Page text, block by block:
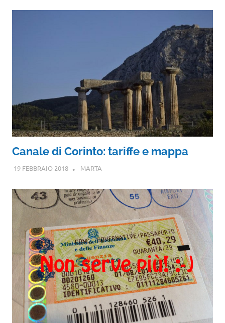
Canale di Corinto: tariffe e mappa
19 FEBBRAIO 2018 MARTA